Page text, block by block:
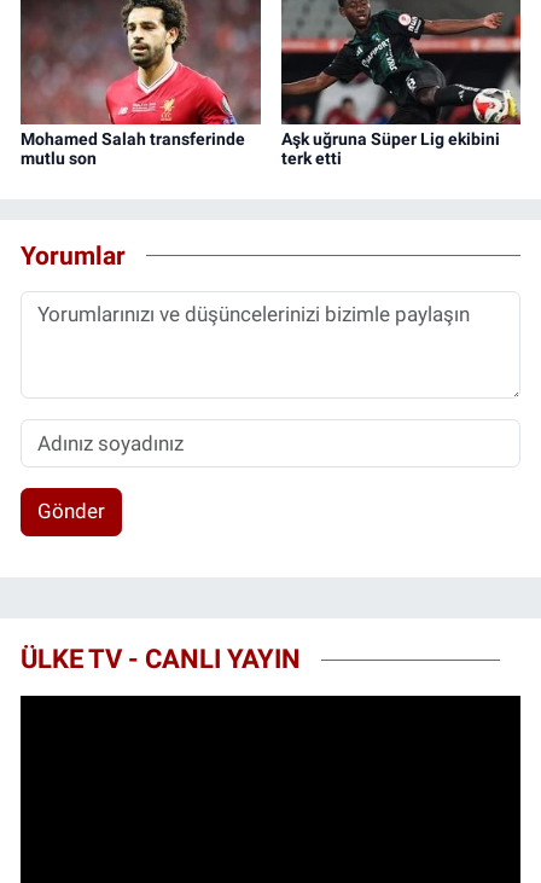
Mohamed Salah transferinde
mutlu son
Aşk uğruna Süper Lig ekibini
terk etti
Yorumlar
Gönder
ÜLKE TV - CANLI YAYIN